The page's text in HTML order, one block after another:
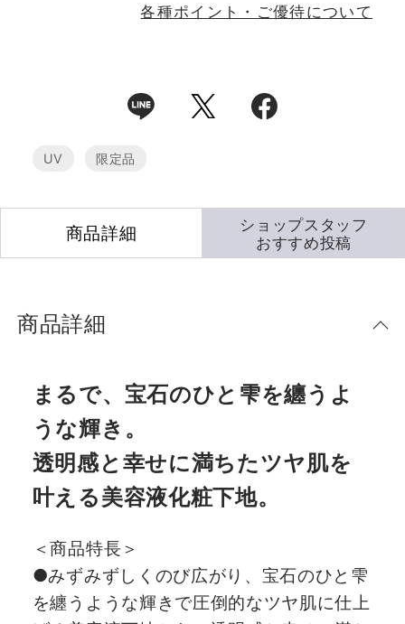
各種ポイント・ご優待について
UV 限定品
商品詳細
商品詳細
まるで、宝石のひと雫を纏うよ
うな輝き。
透明感と幸せに満ちたツヤ肌を
叶える美容液化粧下地。
＜商品特長＞
●みずみずしくのび広がり、宝石のひと雫
を纏うような輝きで圧倒的なツヤ肌に仕上
ショップスタッフ
おすすめ投稿